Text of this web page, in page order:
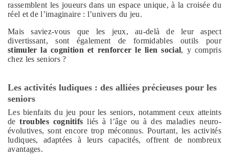
rassemblent les joueurs dans un espace unique, à la croisée du
réel et de l’imaginaire : l’univers du jeu.
Mais saviez-vous que les jeux, au-delà de leur aspect
divertissant, sont également de formidables outils pour
stimuler la cognition et renforcer le lien social, y compris
chez les seniors ?
Les activités ludiques : des alliées précieuses pour les
seniors
Les bienfaits du jeu pour les seniors, notamment ceux atteints
detroubles cognitifs liés à l’âge ou à des maladies neuro-
évolutives, sont encore trop méconnus. Pourtant, les activités
ludiques, adaptées à leurs capacités, offrent de nombreux
avantages.